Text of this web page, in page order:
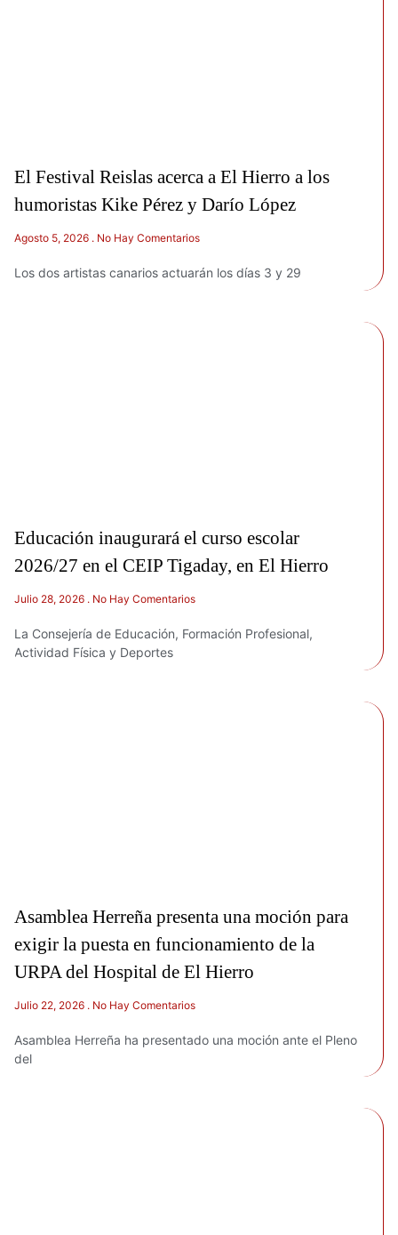
El Festival Reislas acerca a El Hierro a los
humoristas Kike Pérez y Darío López
Agosto 5, 2026 No Hay Comentarios
Los dos artistas canarios actuarán los días 3 y 29
Educación inaugurará el curso escolar
2026/27 en el CEIP Tigaday, en El Hierro
Julio 28, 2026 No Hay Comentarios
La Consejería de Educación, Formación Profesional,
Actividad Física y Deportes
Asamblea Herreña presenta una moción para
exigir la puesta en funcionamiento de la
URPA del Hospital de El Hierro
Julio 22, 2026 No Hay Comentarios
Asamblea Herreña ha presentado una moción ante el Pleno
del